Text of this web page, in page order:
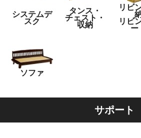
システムデ
スク
タンス・
チェスト・
収納
リビ
リビ
ー
ソファ
サポート